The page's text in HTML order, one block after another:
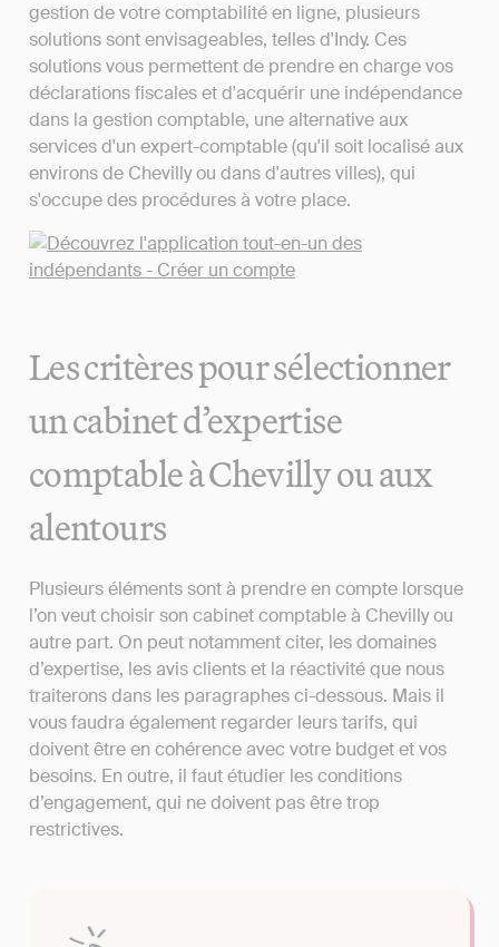
gestion de votre comptabilité en ligne, plusieurs
solutions sont envisageables, telles d'Indy. Ces
solutions vous permettent de prendre en charge vos
déclarations fiscales et d'acquérir une indépendance
dans la gestion comptable, une alternative aux
services d'un expert-comptable (qu'il soit localisé aux
environs de Chevilly ou dans d'autres villes), qui
s'occupe des procédures à votre place.
Les critères pour sélectionner
un cabinet d’expertise
comptable à Chevilly ou aux
alentours
Plusieurs éléments sont à prendre en compte lorsque
l’on veut choisir son cabinet comptable à Chevilly ou
autre part. On peut notamment citer, les domaines
d’expertise, les avis clients et la réactivité que nous
traiterons dans les paragraphes ci-dessous. Mais il
vous faudra également regarder leurs tarifs, qui
doivent être en cohérence avec votre budget et vos
besoins. En outre, il faut étudier les conditions
d’engagement, qui ne doivent pas être trop
restrictives.